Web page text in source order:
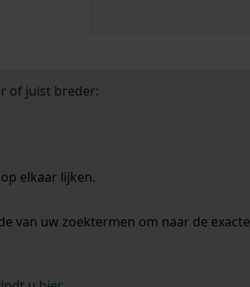
of juist breder:
elkaar lijken.
van uw zoektermen om naar de exacte